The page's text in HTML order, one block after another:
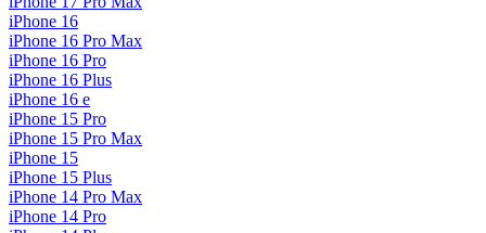
iPhone 16
iPhone 16 Pro Max
iPhone 16 Pro
iPhone 16 Plus
iPhone 16 e
iPhone 15 Pro
iPhone 15 Pro Max
iPhone 15
iPhone 15 Plus
iPhone 14 Pro Max
iPhone 14 Pro